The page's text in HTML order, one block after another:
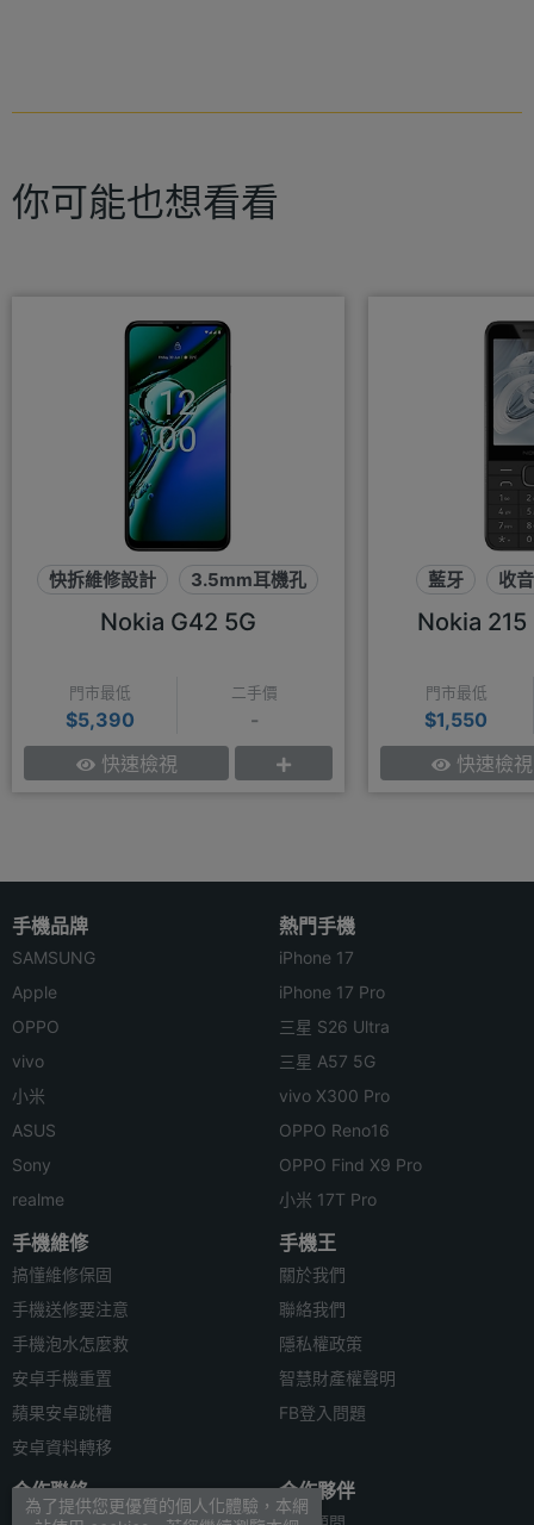
你可能也想看看
快拆維修設計
3.5mm耳機孔
90Hz
Nokia G42 5G
門市最低
$5,390
二手價
-
快速檢視
藍牙 收
Nokia
門市最低
$1,550
快速檢視
手機品牌
SAMSUNG
Apple
OPPO
vivo
小米
ASUS
Sony
realme
熱門手機
iPhone 17
iPhone 17 Pro
三星 S26 Ultra
三星 A57 5G
vivo X300 Pro
OPPO Reno16
OPPO Find X9 Pro
小米 17T Pro
手機維修
搞懂維修保固
手機送修要注意
手機泡水怎麼救
安卓手機重置
蘋果安卓跳槽
安卓資料轉移
手機王
關於我們
聯絡我們
隱私權政策
智慧財產權聲明
FB登入問題
合作聯絡 合作夥伴
為了提供您更優質的個人化體驗，本網